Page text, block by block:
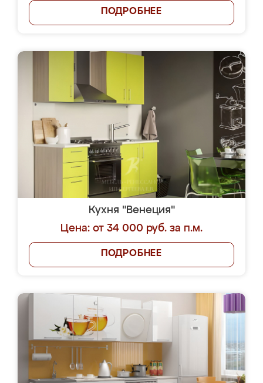
ПОДРОБНЕЕ
Кухня "Венеция"
Цена: от 34 000 руб. за п.м.
ПОДРОБНЕЕ